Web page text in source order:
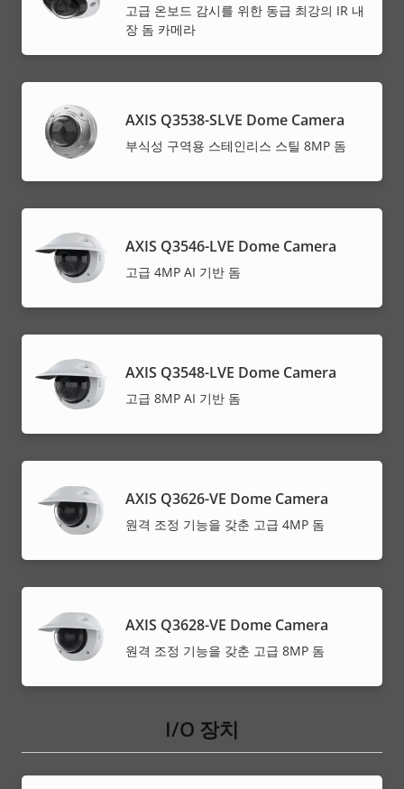
고급 온보드 감시를 위한 동급 최강의 IR 내
장 돔 카메라
AXIS Q3538-SLVE Dome Camera
부식성 구역용 스테인리스 스틸 8MP 돔
AXIS Q3546-LVE Dome Camera
고급 4MP AI 기반 돔
AXIS Q3548-LVE Dome Camera
고급 8MP AI 기반 돔
AXIS Q3626-VE Dome Camera
원격 조정 기능을 갖춘 고급 4MP 돔
AXIS Q3628-VE Dome Camera
원격 조정 기능을 갖춘 고급 8MP 돔
I/O 장치